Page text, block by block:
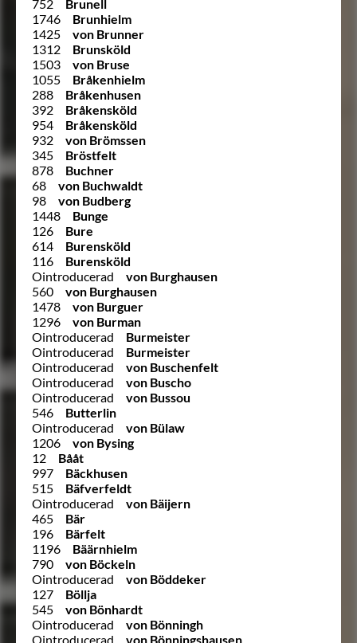
752
Brunell
1746
Brunhielm
1425
von Brunner
1312
Brunsköld
1503
von Bruse
1055
Bråkenhielm
288
Bråkenhusen
392
Bråkensköld
954
Bråkensköld
932
von Brömssen
345
Bröstfelt
878
Buchner
68
von Buchwaldt
98
von Budberg
1448
Bunge
126
Bure
614
Burensköld
116
Burensköld
Ointroducerad
von Burghausen
560
von Burghausen
1478
von Burguer
1296
von Burman
Ointroducerad
Burmeister
Ointroducerad
Burmeister
Ointroducerad
von Buschenfelt
Ointroducerad
von Buscho
Ointroducerad
von Bussou
546
Butterlin
Ointroducerad
von Bülaw
1206
von Bysing
12
Bååt
997
Bäckhusen
515
Bäfverfeldt
Ointroducerad
von Bäijern
465
Bär
196
Bärfelt
1196
Bäärnhielm
790
von Böckeln
Ointroducerad
von Böddeker
127
Böllja
545
von Bönhardt
Ointroducerad
von Bönningh
Ointroducerad
von Bönningshausen